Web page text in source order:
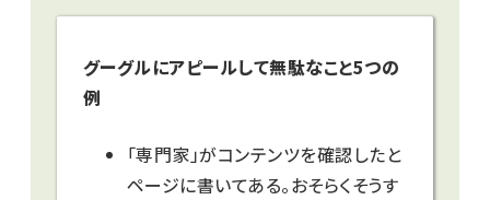
グーグルにアピールして無駄なこと5つの
例
「専門家」がコンテンツを確認したと
ページに書いてある。おそらくそうす